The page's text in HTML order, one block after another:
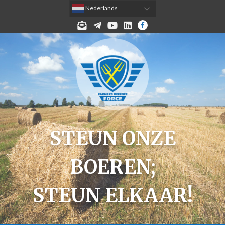
MELD JE AAN VOOR DE NIEUWSBRIEF!
TELEGRAMYOUTUBELINKEDINFACEBOOK
Nederlands
STEUN ONZE
BOEREN;
STEUN ELKAAR!